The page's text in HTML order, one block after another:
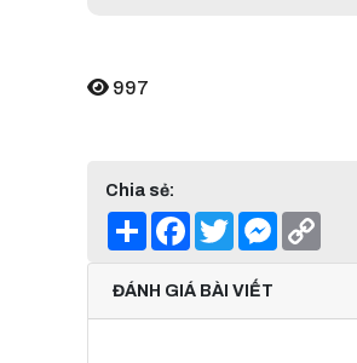
997
Chia sẻ:
Share Facebook
TwitterMessenger
ĐÁNH GIÁ BÀI VIẾT